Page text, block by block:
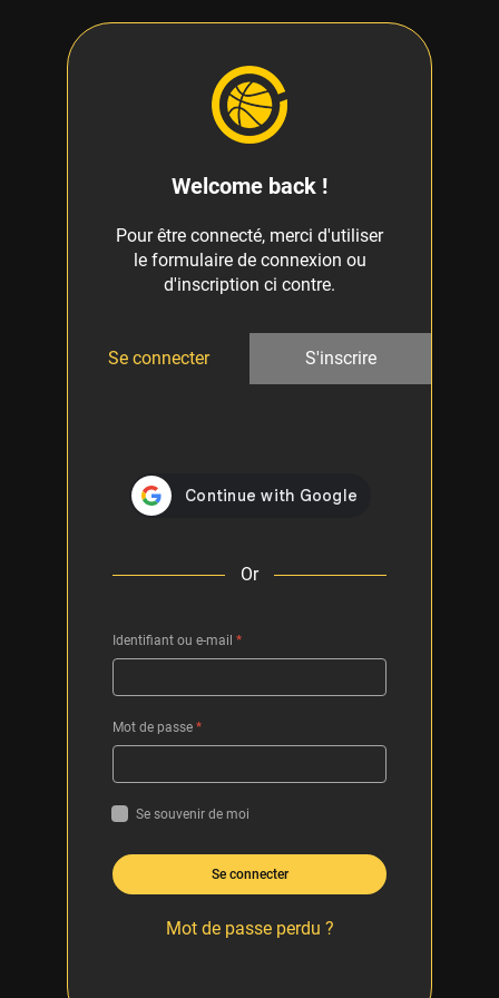
Welcome back !
Pour être connecté, merci d'utiliser
le formulaire de connexion ou
d'inscription ci contre.
Se connecter S'inscrire
Or
Identifiant ou e-mail *
Mot de passe *
Se souvenir de moi
Se connecter
Mot de passe perdu ?